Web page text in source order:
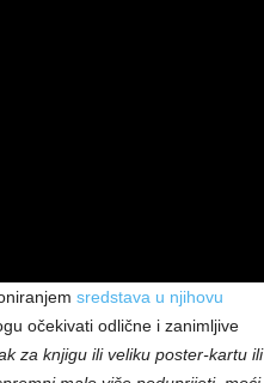
sredstava u njihovu
očekivati odlične i zanimljive
za knjigu ili veliku poster-kartu ili